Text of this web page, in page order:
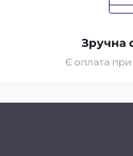
Зручна
Є оплата при